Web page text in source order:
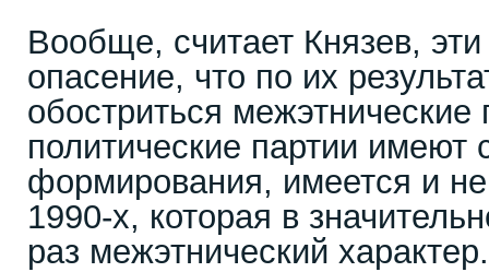
Вообще, считает Князев,
опасение, что по их
обостриться межэтнические
политические партии имеют
формирования, имеется и
1990-х, которая в
раз межэтнический характер.